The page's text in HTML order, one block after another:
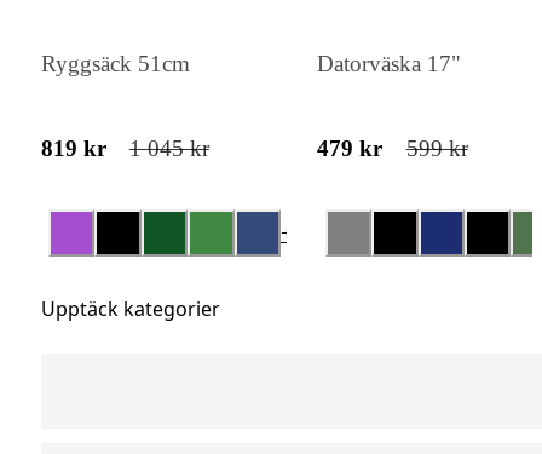
Ryggsäck 51cm
819 kr 1 045 kr
+
Datorväska 17"
479 kr 599 kr
Upptäck kategorier